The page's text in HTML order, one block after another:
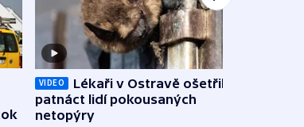
VIDEO
Lékaři v Ostravě ošetřili už
patnáct lidí pokousaných
netopýry